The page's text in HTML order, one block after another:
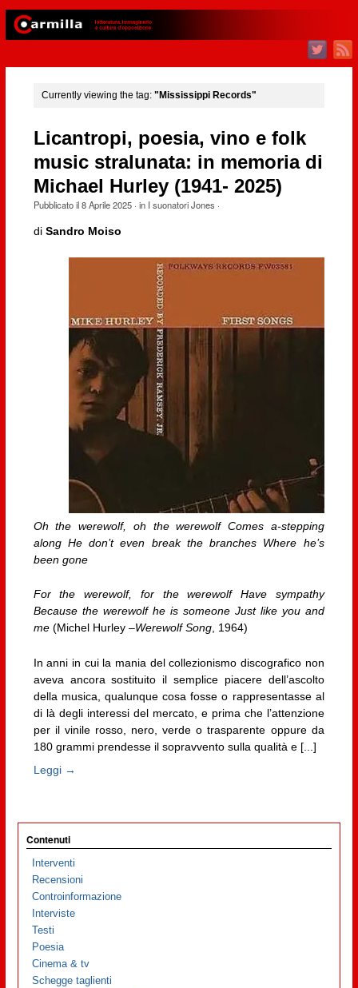
Currently viewing the tag: "Mississippi Records"
Licantropi, poesia, vino e folk
music stralunata: in memoria di
Michael Hurley (1941- 2025)
Pubblicato il8 Aprile 2025· in I suonatori Jones ·
di Sandro Moiso
Oh the werewolf, oh the werewolf Comes a-stepping
along He don’t even break the branches Where he’s
been gone
For the werewolf, for the werewolf Have sympathy
Because the werewolf he is someone Just like you and
me(Michel Hurley –Werewolf Song, 1964)
In anni in cui la mania del collezionismo discografico non
aveva ancora sostituito il semplice piacere dell’ascolto
della musica, qualunque cosa fosse o rappresentasse al
di là degli interessi del mercato, e prima che l’attenzione
per il vinile rosso, nero, verde o trasparente oppure da
180 grammi prendesse il sopravvento sulla qualità e [...]
Leggi →
Contenuti
Interventi
Recensioni
Controinformazione
Interviste
Testi
Poesia
Cinema & tv
Schegge taglienti